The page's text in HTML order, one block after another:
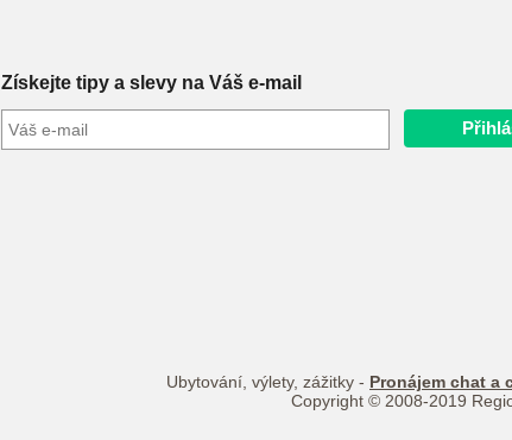
Získejte tipy a slevy na Váš e-mail
Ubytování, výlety, zážitky - Pronájem chat a
Copyright © 2008-2019